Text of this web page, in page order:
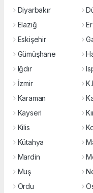
Diyarbakır
Elazığ
Eskişehir
Gümüşhane
Iğdır
İzmir
Karaman
Kayseri
Kilis
Kütahya
Mardin
Muş
Ordu